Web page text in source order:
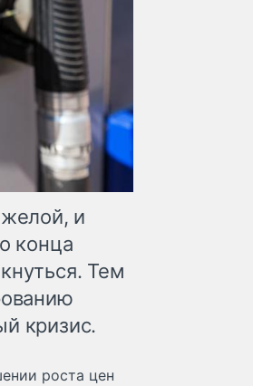
и
конца
Тем
кризис.
роста цен